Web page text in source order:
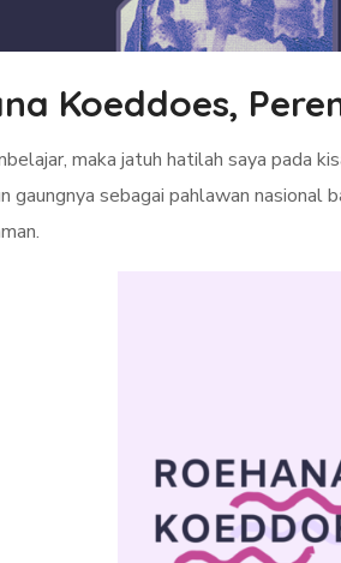
Koeddoes,
maka jatuh hatilah saya pada
gaungnya sebagai pahlawan